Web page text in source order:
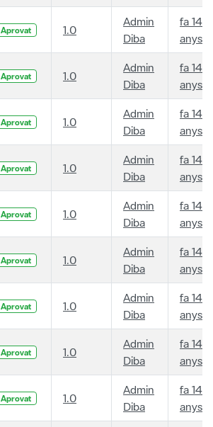
Aprovat 1.0
Admin
Diba
fa 14
anys
Aprovat 1.0
Admin
Diba
fa 14
anys
Aprovat 1.0
Admin
Diba
fa 14
anys
Aprovat 1.0
Admin
Diba
fa 14
anys
Aprovat 1.0
Admin
Diba
fa 14
anys
Aprovat 1.0
Admin
Diba
fa 14
anys
Aprovat 1.0
Admin
Diba
fa 14
anys
Aprovat 1.0
Admin
Diba
fa 14
anys
Aprovat 1.0
Admin
Diba
fa 14
anys